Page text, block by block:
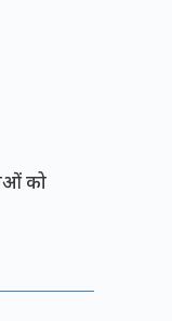
को